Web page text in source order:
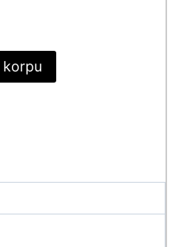
rsd.1.799,00 rsd.
korpu